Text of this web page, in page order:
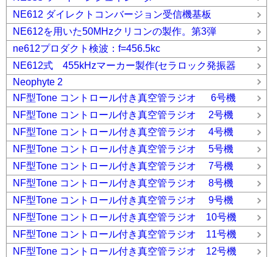
NE612 ダイレクトコンバージョン受信機基板
NE612を用いた50MHzクリコンの製作。第3弾
ne612プロダクト検波：f=456.5kc
NE612式 455kHzマーカー製作(セラロック発振器
Neophyte 2
NF型Tone コントロール付き真空管ラジオ 6号機
NF型Tone コントロール付き真空管ラジオ 2号機
NF型Tone コントロール付き真空管ラジオ 4号機
NF型Tone コントロール付き真空管ラジオ 5号機
NF型Tone コントロール付き真空管ラジオ 7号機
NF型Tone コントロール付き真空管ラジオ 8号機
NF型Tone コントロール付き真空管ラジオ 9号機
NF型Tone コントロール付き真空管ラジオ 10号機
NF型Tone コントロール付き真空管ラジオ 11号機
NF型Tone コントロール付き真空管ラジオ 12号機